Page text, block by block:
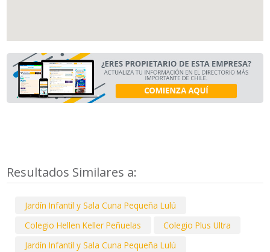
Resultados Similares a:
Jardín Infantil y Sala Cuna Pequeña Lulú
Colegio Hellen Keller Peñuelas
Colegio Plus Ultra
Jardín Infantil y Sala Cuna Pequeña Lulú